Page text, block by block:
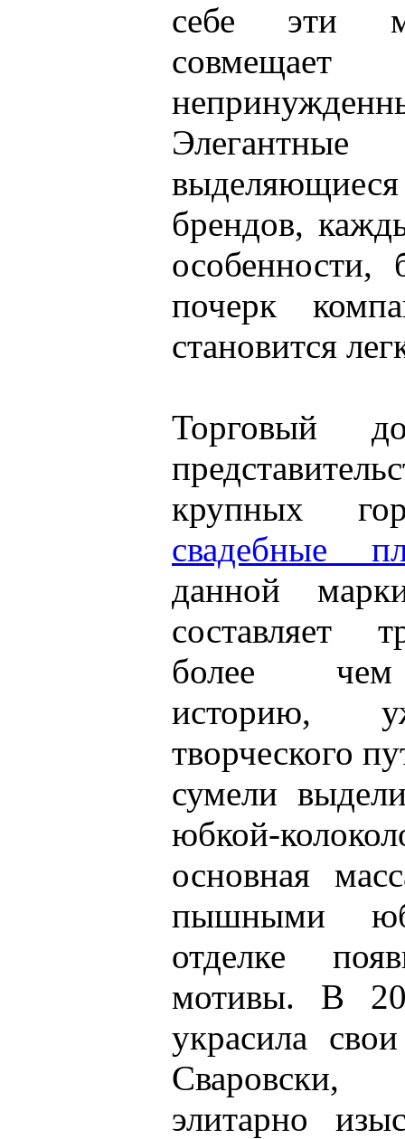
себе эти
брендов,
особенности,
почерк
становится
Торговый
крупных
свадебные
данной
составляет
более чем
историю,
творческого
сумели
юбкой-
основная
пышными
отделке
мотивы. В
украсила
Сваровски,
элитарно